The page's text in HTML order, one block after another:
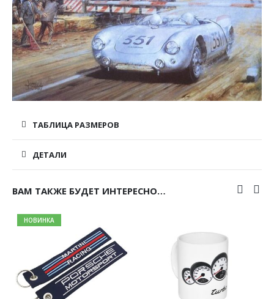
ТАБЛИЦА РАЗМЕРОВ
ДЕТАЛИ
ВАМ ТАКЖЕ БУДЕТ ИНТЕРЕСНО…
НОВИНКА